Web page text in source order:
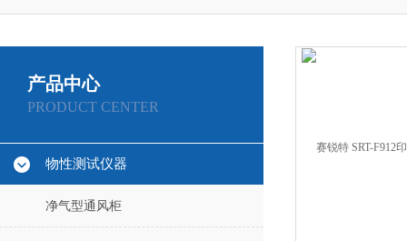
产品中心
PRODUCT CENTER
物性测试仪器
净气型通风柜